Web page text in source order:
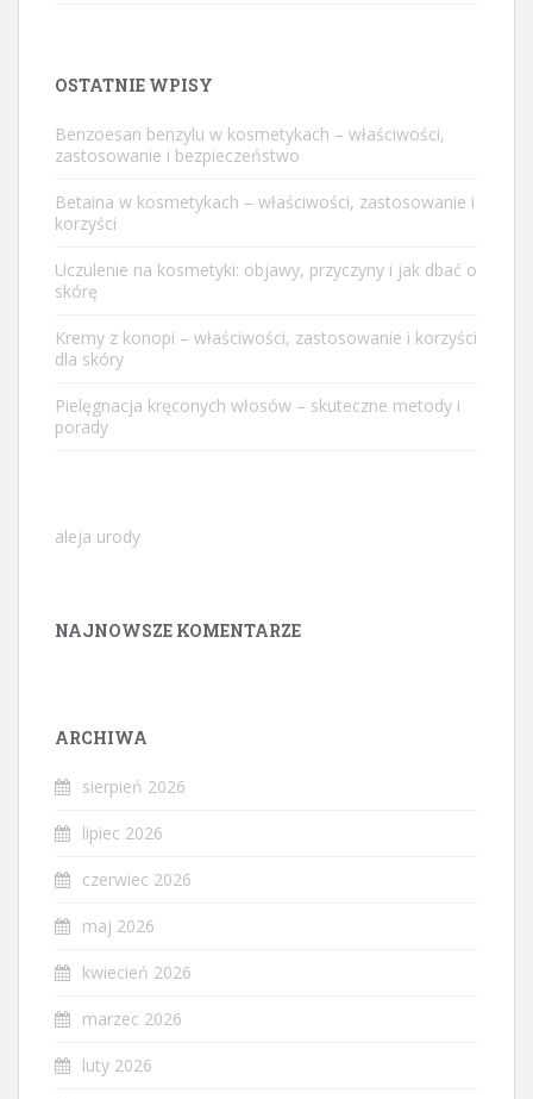
OSTATNIE WPISY
Benzoesan benzylu w kosmetykach – właściwości,
zastosowanie i bezpieczeństwo
Betaina w kosmetykach – właściwości, zastosowanie i
korzyści
Uczulenie na kosmetyki: objawy, przyczyny i jak dbać o
skórę
Kremy z konopi – właściwości, zastosowanie i korzyści
dla skóry
Pielęgnacja kręconych włosów – skuteczne metody i
porady
aleja urody
NAJNOWSZE KOMENTARZE
ARCHIWA
sierpień 2026
lipiec 2026
czerwiec 2026
maj 2026
kwiecień 2026
marzec 2026
luty 2026